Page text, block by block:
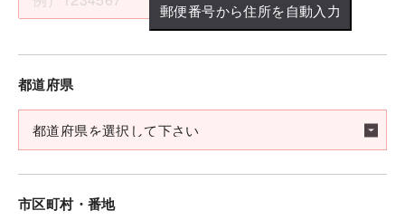
郵便番号から住所を自動入力
都道府県
市区町村・番地